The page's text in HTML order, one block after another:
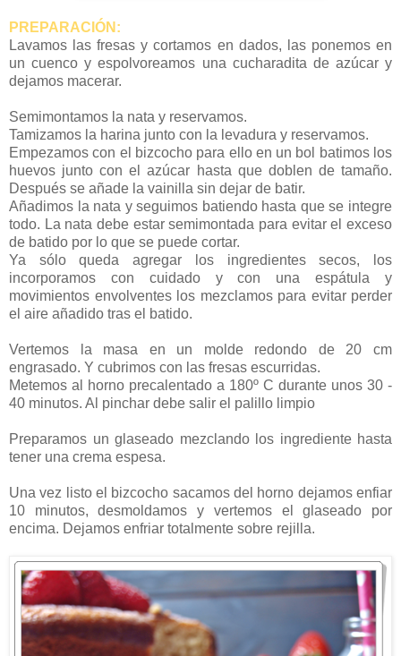
PREPARACIÓN:
Lavamos las fresas y cortamos en dados, las ponemos en
un cuenco y espolvoreamos una cucharadita de azúcar y
dejamos macerar.
Semimontamos la nata y reservamos.
Tamizamos la harina junto con la levadura y reservamos.
Empezamos con el bizcocho para ello en un bol batimos los
huevos junto con el azúcar hasta que doblen de tamaño.
Después se añade la vainilla sin dejar de batir.
Añadimos la nata y seguimos batiendo hasta que se integre
todo. La nata debe estar semimontada para evitar el exceso
de batido por lo que se puede cortar.
Ya sólo queda agregar los ingredientes secos, los
incorporamos con cuidado y con una espátula y
movimientos envolventes los mezclamos para evitar perder
el aire añadido tras el batido.
Vertemos la masa en un molde redondo de 20 cm
engrasado. Y cubrimos con las fresas escurridas.
Metemos al horno precalentado a 180º C durante unos 30 -
40 minutos. Al pinchar debe salir el palillo limpio
Preparamos un glaseado mezclando los ingrediente hasta
tener una crema espesa.
Una vez listo el bizcocho sacamos del horno dejamos enfiar
10 minutos, desmoldamos y vertemos el glaseado por
encima. Dejamos enfriar totalmente sobre rejilla.